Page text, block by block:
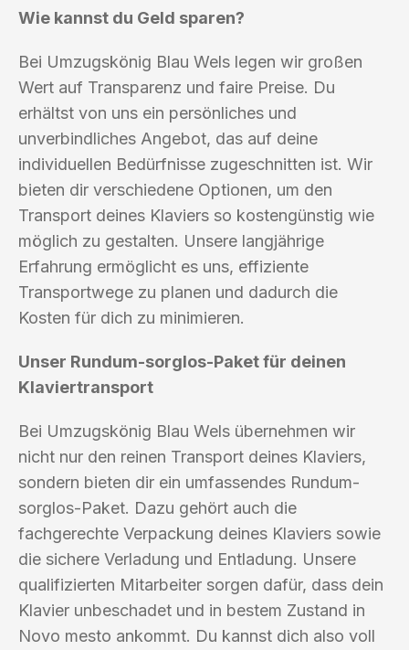
Wie kannst du Geld sparen?
Bei Umzugskönig Blau Wels legen wir großen
Wert auf Transparenz und faire Preise. Du
erhältst von uns ein persönliches und
unverbindliches Angebot, das auf deine
individuellen Bedürfnisse zugeschnitten ist. Wir
bieten dir verschiedene Optionen, um den
Transport deines Klaviers so kostengünstig wie
möglich zu gestalten. Unsere langjährige
Erfahrung ermöglicht es uns, effiziente
Transportwege zu planen und dadurch die
Kosten für dich zu minimieren.
Unser Rundum-sorglos-Paket für deinen
Klaviertransport
Bei Umzugskönig Blau Wels übernehmen wir
nicht nur den reinen Transport deines Klaviers,
sondern bieten dir ein umfassendes Rundum-
sorglos-Paket. Dazu gehört auch die
fachgerechte Verpackung deines Klaviers sowie
die sichere Verladung und Entladung. Unsere
qualifizierten Mitarbeiter sorgen dafür, dass dein
Klavier unbeschadet und in bestem Zustand in
Novo mesto ankommt. Du kannst dich also voll